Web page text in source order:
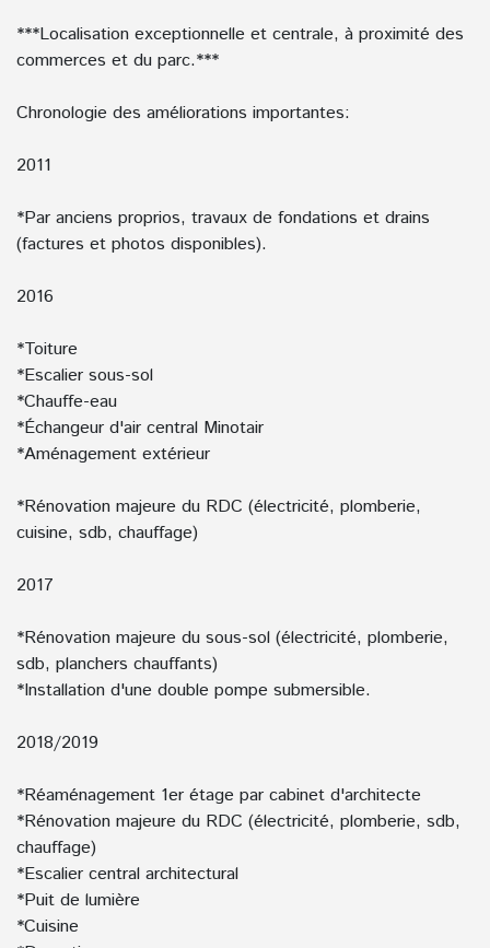
***Localisation exceptionnelle et centrale, à proximité des
commerces et du parc.***
Chronologie des améliorations importantes:
2011
*Par anciens proprios, travaux de fondations et drains
(factures et photos disponibles).
2016
*Toiture
*Escalier sous-sol
*Chauffe-eau
*Échangeur d'air central Minotair
*Aménagement extérieur
*Rénovation majeure du RDC (électricité, plomberie,
cuisine, sdb, chauffage)
2017
*Rénovation majeure du sous-sol (électricité, plomberie,
sdb, planchers chauffants)
*Installation d'une double pompe submersible.
2018/2019
*Réaménagement 1er étage par cabinet d'architecte
*Rénovation majeure du RDC (électricité, plomberie, sdb,
chauffage)
*Escalier central architectural
*Puit de lumière
*Cuisine